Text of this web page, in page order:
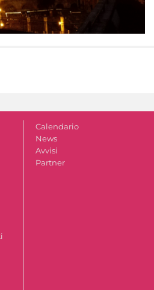
Calendario
News
Avvisi
Partner